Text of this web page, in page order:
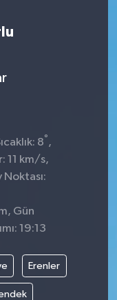
8° ,
11 km/s,
Noktası:
Gün
19:13
Erenler